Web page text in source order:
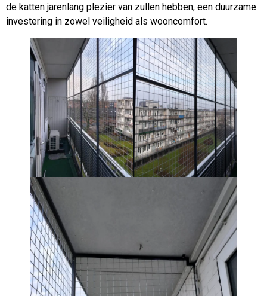
de katten jarenlang plezier van zullen hebben, een duurzame
investering in zowel veiligheid als wooncomfort.